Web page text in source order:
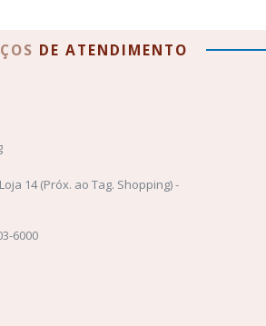
DE ATENDIMENTO
14 (Próx. ao Tag. Shopping) -
6000